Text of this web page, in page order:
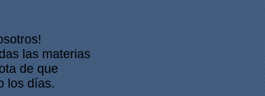
las materias
de que
los días.